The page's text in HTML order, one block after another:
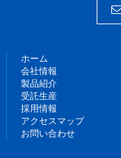
ホーム
会社情報
製品紹介
受託生産
採用情報
アクセスマップ
お問い合わせ